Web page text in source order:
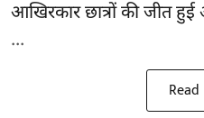
आखिरकार छात्रों की जीत
...